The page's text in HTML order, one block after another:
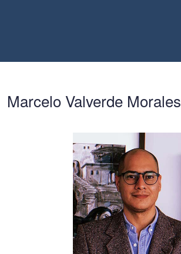
Marcelo Valverde Morales